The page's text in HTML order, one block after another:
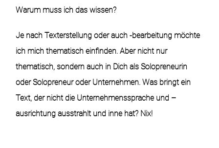
Warum muss ich das wissen?
Je nach Texterstellung oder auch -bearbeitung möchte
ich mich thematisch einfinden. Aber nicht nur
thematisch, sondern auch in Dich als Solopreneurin
oder Solopreneur oder Unternehmen. Was bringt ein
Text, der nicht die Unternehmenssprache und –
ausrichtung ausstrahlt und inne hat? Nix!